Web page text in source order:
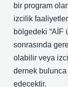
bir program
izcilik
bölgedeki “AİF
sonrasında
olabilir veya
dernek
edecektir.